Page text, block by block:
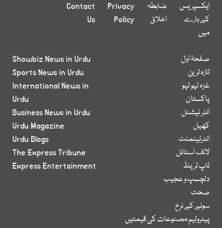
ایکسپریس
کے بارے
میں
ضابطہ
اخلاق
Privacy
Policy
Contact
Us
صفحۂ اول
تازہ ترین
غزہ لہو لہو
پاکستان
انٹر نیشنل
کھیل
انٹرٹینمنٹ
لائف اسٹائل
ٹاپ ٹرینڈ
دلچسپ و عجیب
صحت
سونے کے نرخ
پیٹرولیم مصنوعات کی قیمتیں
Showbiz News in Urdu
Sports News in Urdu
International News in
Urdu
Business News in Urdu
Urdu Magazine
Urdu Blogs
The Express Tribune
Express Entertainment